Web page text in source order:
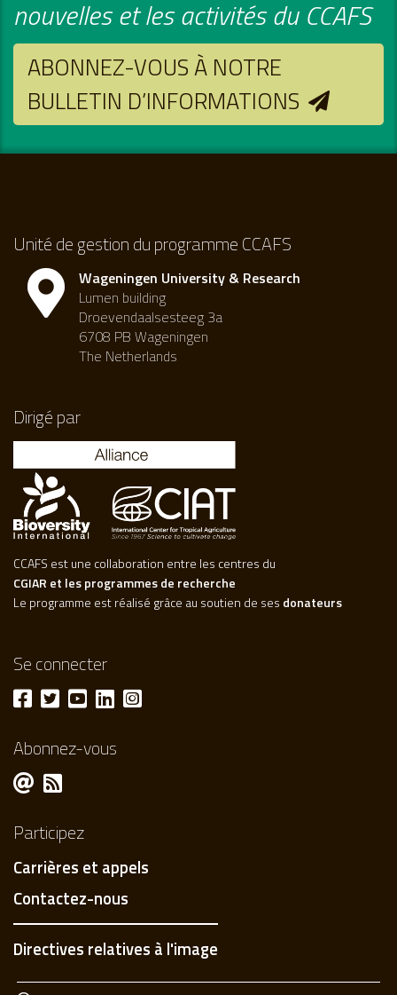
nouvelles et les activités du CCAFS
ABONNEZ-VOUS À NOTRE
BULLETIN D’INFORMATIONS
Unité de gestion du programme CCAFS
Wageningen University & Research
Lumen building
Droevendaalsesteeg 3a
6708 PB Wageningen
The Netherlands
Dirigé par
CCAFS est une collaboration entre les centres du
CGIAR et les programmes de recherche
Le programme est réalisé grâce au soutien de ses donateurs
Se connecter
Abonnez-vous
Participez
Carrières et appels
Contactez-nous
Directives relatives à l'image